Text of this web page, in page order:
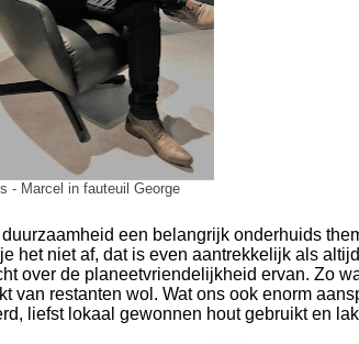
- Marcel in fauteuil George
een belangrijk onderhuids
het niet af, dat is even aantrekkelijk als
over de planeetvriendelijkheid ervan. Zo
van restanten wol. Wat ons ook enorm
liefst lokaal gewonnen hout gebruikt en